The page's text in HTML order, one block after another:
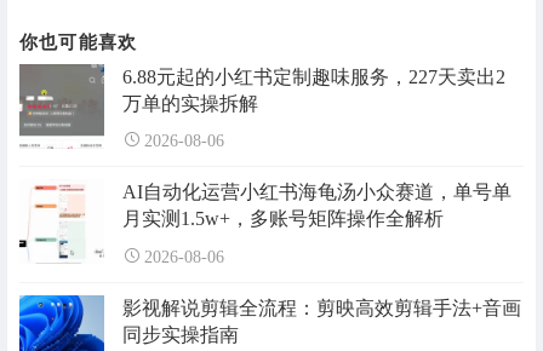
你也可能喜欢
6.88元起的小红书定制趣味服务，227天卖出2
万单的实操拆解
2026-08-06
AI自动化运营小红书海龟汤小众赛道，单号单
月实测1.5w+，多账号矩阵操作全解析
2026-08-06
影视解说剪辑全流程：剪映高效剪辑手法+音画
同步实操指南